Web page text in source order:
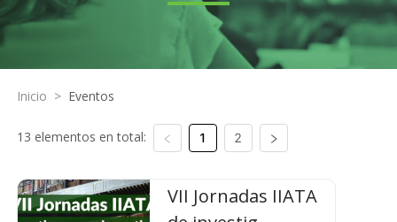
Inicio > Eventos
13 elementos en total: 1 2
VII Jornadas IIATA